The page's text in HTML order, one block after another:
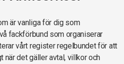
är vanliga för dig som
fackförbund som organiserar
vårt register regelbundet för att
när det gäller avtal, villkor och